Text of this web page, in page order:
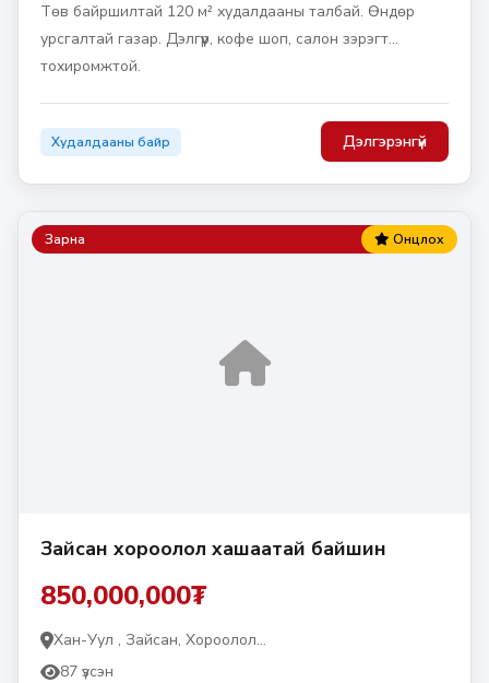
Төв байршилтай 120 м² худалдааны талбай. Өндөр
урсгалтай газар. Дэлгүүр, кофе шоп, салон зэрэгт
тохиромжтой.
Худалдааны байр Дэлгэрэнгүй
Зарна Онцлох
Зайсан хороолол хашаатай байшин
850,000,000₮
Хан-Уул , Зайсан, Хороолол...
87 үзсэн